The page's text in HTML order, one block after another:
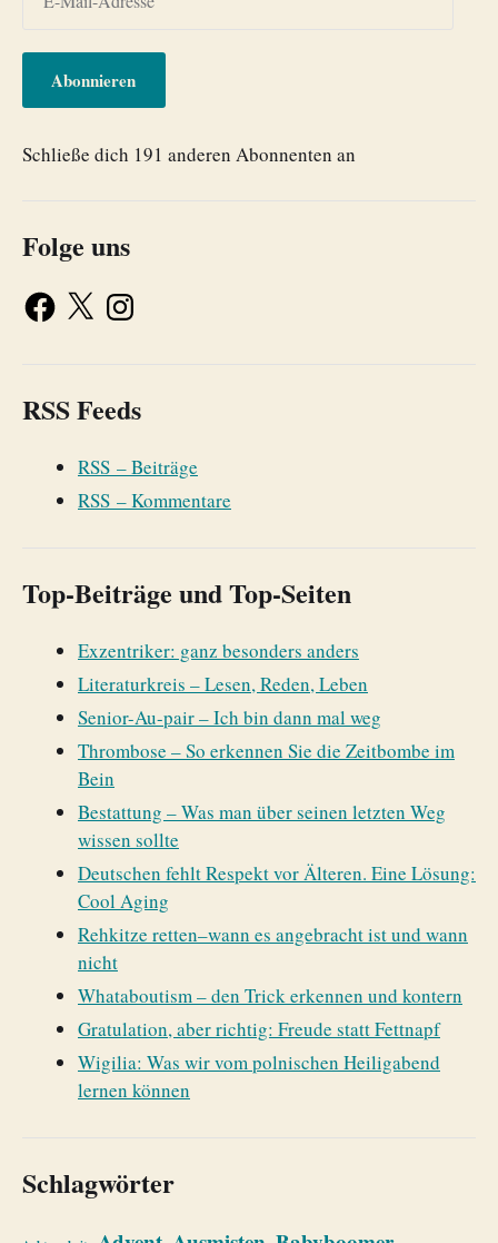
Abonnieren
Schließe dich 191 anderen Abonnenten an
Folge uns
RSS Feeds
RSS – Beiträge
RSS – Kommentare
Top-Beiträge und Top-Seiten
Exzentriker: ganz besonders anders
Literaturkreis – Lesen, Reden, Leben
Senior-Au-pair – Ich bin dann mal weg
Thrombose – So erkennen Sie die Zeitbombe im
Bein
Bestattung – Was man über seinen letzten Weg
wissen sollte
Deutschen fehlt Respekt vor Älteren. Eine Lösung:
Cool Aging
Rehkitze retten–wann es angebracht ist und wann
nicht
Whataboutism – den Trick erkennen und kontern
Gratulation, aber richtig: Freude statt Fettnapf
Wigilia: Was wir vom polnischen Heiligabend
lernen können
Schlagwörter